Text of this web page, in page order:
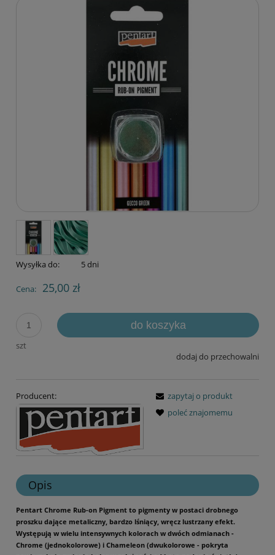
Wysyłka do: 5 dni
Cena: 25,00 zł
szt
do koszyka
dodaj do przechowalni
Producent:
zapytaj o produkt
poleć znajomemu
Opis
Pentart Chrome Rub-on Pigment to pigmenty w postaci drobnego
proszku dające metaliczny, bardzo lśniący, wręcz lustrzany efekt.
Występują w wielu intensywnych kolorach w dwóch odmianach -
Chrome (jednokolorowe) i Chameleon (dwukolorowe - pokryta